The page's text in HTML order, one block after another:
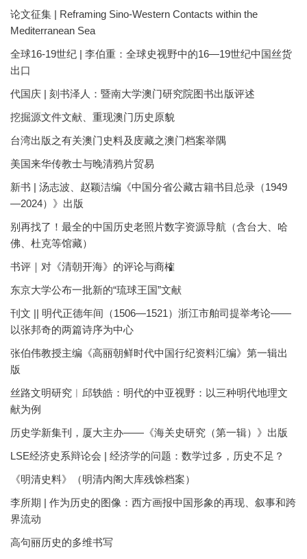
论文征集 | Reframing Sino-Western Contacts within the
Mediterranean Sea
全球16-19世纪 | 李伯重：全球史视野中的16—19世纪中国丝货
出口
代国庆 | 刻书泽人：暨南大学澳门研究院图书出版评述
挖掘源文件文献、重现澳门历史原貌
台湾出版之有关澳门史料及庋藏之澳门档案举隅
美国来华传教士与晚清鸦片贸易
新书 | 汤志波、赵颖洁编《中国分省公藏古籍书目总录（1949
—2024）》出版
别再找了！最全的中国历史老照片数字资源导航（含台大、哈
佛、杜克等馆藏）
书评｜对《清朝开海》的评论与商榷
东京大学公布一批新的“琉球王国”文献
刊文 || 明代正德年间（1506—1521）浙江市舶司提举考论——
以张邦奇的两篇诗序为中心
张伯伟教授主编《高丽朝鲜时代中国行纪资料汇编》第一辑出
版
丝路文明研究︱邱轶皓：明代的中亚视野：以三种明代地理文
献为例
历史学新集刊，厦大主办——《海关史研究（第一辑）》出版
LSE经济史系辩论会 | 经济学的问题：数学过多，历史不足？
《明清史料》（明清内阁大库残馀档案）
李所期 | 作为历史的图像：西方画报中国形象的再现、叙事和跨
界流动
高句丽历史的多维书写